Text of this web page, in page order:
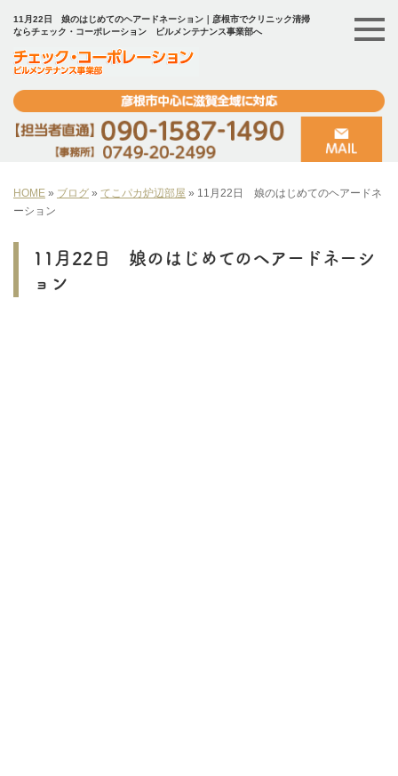
11月22日 娘のはじめてのヘアードネーション｜彦根市でクリニック清掃
ならチェック・コーポレーション ビルメンテナンス事業部へ
HOME » ブログ » てこパカ炉辺部屋 » 11月22日 娘のはじめてのヘアードネ
ーション
11月22日 娘のはじめてのヘアードネーシ
ョン